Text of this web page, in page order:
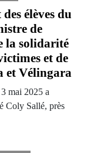
élèves du
de
la solidarité
et de
et Vélingara
mai 2025 a
Coly Sallé, près